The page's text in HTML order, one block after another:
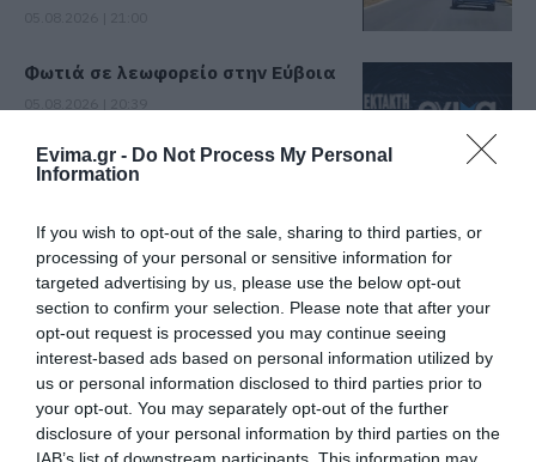
Evima.gr - Do Not Process My Personal
Information
If you wish to opt-out of the sale, sharing to third parties, or
processing of your personal or sensitive information for
targeted advertising by us, please use the below opt-out
section to confirm your selection. Please note that after your
opt-out request is processed you may continue seeing
interest-based ads based on personal information utilized by
us or personal information disclosed to third parties prior to
your opt-out. You may separately opt-out of the further
disclosure of your personal information by third parties on the
IAB’s list of downstream participants. This information may
Φωτιά σε λεωφορείο στην Εύβοια
γνωρίζουν και είναι πολύ χρήσιμη
το καλοκαίρι
05.08.2026 | 20:20
Καθαρό και άφθονο νερό σε αυτή
την περιοχή της Εύβοιας
05.08.2026 | 20:00
Όλες οι τελευταίες ειδήσεις
ΠΕΡΙΣΣΟΤΕΡΑ ΑΠΟ ΕΙΔΗΣΕΙΣ ΕΥΒΟΙΑ